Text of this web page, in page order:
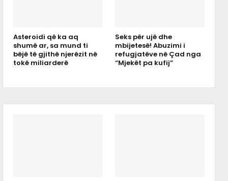
Asteroidi që ka aq
shumë ar, sa mund ti
bëjë të gjithë njerëzit në
tokë miliarderë
Seks për ujë dhe
mbijetesë! Abuzimi i
refugjatëve në Çad nga
“Mjekët pa kufij”